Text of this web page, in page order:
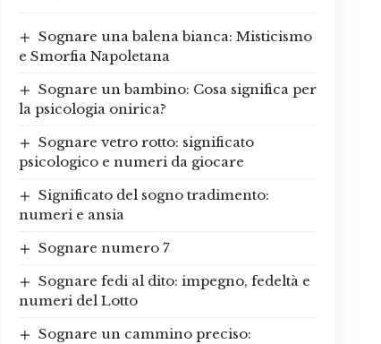
Sognare una balena bianca: Misticismo
e Smorfia Napoletana
Sognare un bambino: Cosa significa per
la psicologia onirica?
Sognare vetro rotto: significato
psicologico e numeri da giocare
Significato del sogno tradimento:
numeri e ansia
Sognare numero 7
Sognare fedi al dito: impegno, fedeltà e
numeri del Lotto
Sognare un cammino preciso: